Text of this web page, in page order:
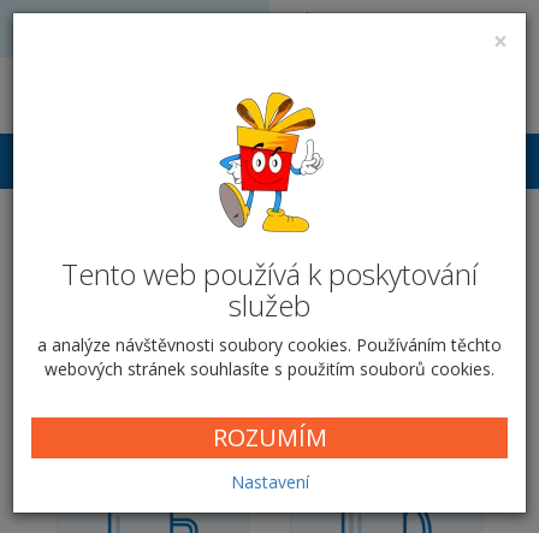
×
Tento web používá k poskytování
služeb
a analýze návštěvnosti soubory cookies. Používáním těchto
webových stránek souhlasíte s použitím souborů cookies.
ROZUMÍM
Nastavení
Volejte: 728 051 909
Přihlášení
Plecháček pro
zamilované - Puntíky
Hrnky pro zamilované
Puntíky
Domů
Fotodárky pro zamilované
Hrnky pro zamilované